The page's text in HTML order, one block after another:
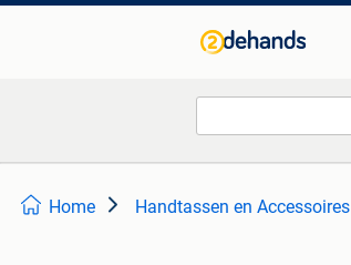
Home Handtassen en Accessoires